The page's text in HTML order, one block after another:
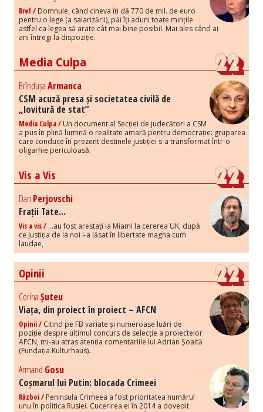
Bref / Domnule, când cineva îți dă 770 de mil. de euro
pentru o lege (a salarizării), păi îți aduni toate mințile
astfel ca legea să arate cât mai bine posibil. Mai ales când ai
ani întregi la dispoziție.
Media Culpa
BrîndușaArmanca
CSM acuză presa și societatea civilă de
„lovitură de stat”
Media Culpa / Un document al Secției de judecători a CSM
a pus în plină lumină o realitate amară pentru democrație: gruparea
care conduce în prezent destinele justiției s-a transformat într-o
oligarhie periculoasă.
Vis a Vis
Dan Perjovschi
Frații Tate...
Vis a vis / ...au fost arestați la Miami la cererea UK, după
ce Justiția de la noi i-a lăsat în libertate magna cum
laudae,
Opinii
CorinaȘuteu
Viața, din proiect în proiect – AFCN
Opinii / Citind pe FB variate și numeroase luări de
poziție despre ultimul concurs de selecție a proiectelor
AFCN, mi-au atras atenția comentariile lui Adrian Șoaită
(Fundația Kulturhaus).
Armand Gosu
Coșmarul lui Putin: blocada Crimeei
Război / Peninsula Crimeea a fost prioritatea numărul
unu în politica Rusiei. Cucerirea ei în 2014 a dovedit